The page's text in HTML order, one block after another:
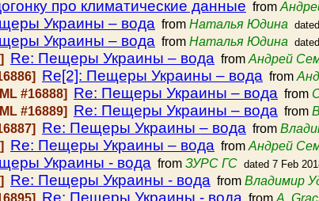
про климатические данные from
Украины – вода from Наталья Юдина
Украины – вода from Наталья Юдина
Re: Пещеры Украины – вода from Андрей
Re[2]: Пещеры Украины – вода from
#16888] Re: Пещеры Украины – вода from
#16889] Re: Пещеры Украины – вода from
Re: Пещеры Украины – вода from
Re: Пещеры Украины – вода from Андрей
Украины - вода from ЗУРС ГС dated 7 Feb
Re: Пещеры Украины - вода from Владимир
Re: Пещеры Украины - вода from A.